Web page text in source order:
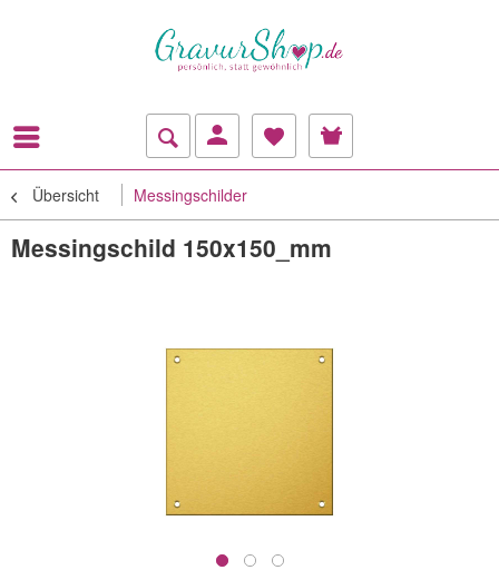
Übersicht Messingschilder
Messingschild 150x150_mm